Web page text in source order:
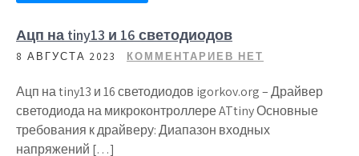
Ацп на tiny13 и 16 светодиодов
8 АВГУСТА 2023 КОММЕНТАРИЕВ НЕТ
Ацп на tiny13 и 16 светодиодов igorkov.org – Драйвер
светодиода на микроконтроллере ATtiny Основные
требования к драйверу: Диапазон входных
напряжений […]